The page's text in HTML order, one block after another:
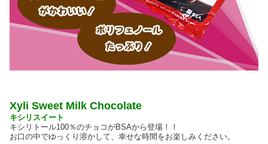
Xyli Sweet Milk Chocolate
キシリスイート
キシリトール100％のチョコがBSAから登場！！
お口の中でゆっくり溶かして、幸せな時間をお楽しみください。